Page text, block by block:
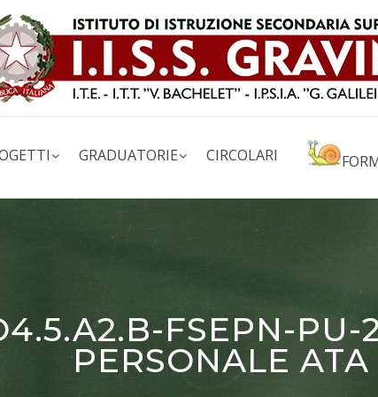
GRADUATORIE CIRCOLARI
FSEPN-
PERSONALE ATA